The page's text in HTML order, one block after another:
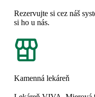
Rezervujte si cez náš
si ho u nás.
Kamenná lekáreň